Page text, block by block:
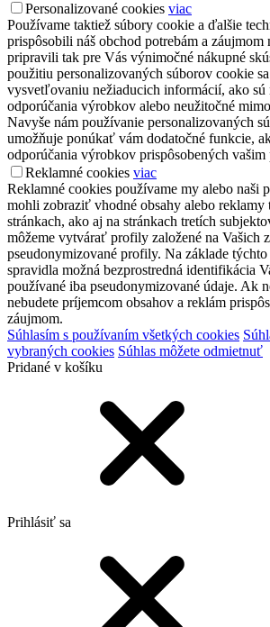
Personalizované cookies viac
Používame taktiež súbory cookie a ďalšie
prispôsobili náš obchod potrebám a záujmom
pripravili tak pre Vás výnimočné nákupné
použitiu personalizovaných súborov cookie
vysvetľovaniu nežiaducich informácií, ako sú
odporúčania výrobkov alebo neužitočné
Navyše nám používanie personalizovaných
umožňuje ponúkať vám dodatočné funkcie,
odporúčania výrobkov prispôsobených vašim
Reklamné cookies viac
Reklamné cookies používame my alebo naši
mohli zobraziť vhodné obsahy alebo reklamy
stránkach, ako aj na stránkach tretích
môžeme vytvárať profily založené na Vašich
pseudonymizované profily. Na základe
spravidla možná bezprostredná identifikácia
používané iba pseudonymizované údaje. Ak
nebudete príjemcom obsahov a reklám
záujmom.
Súhlasím s používaním všetkých cookies
vybraných cookies Súhlas môžete odmietnuť
Pridané v košíku
Prihlásiť sa